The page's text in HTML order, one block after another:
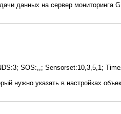
данных на сервер мониторинга
SOS:,,; Sensorset:10,3,5,1;
нужно указать в настройках